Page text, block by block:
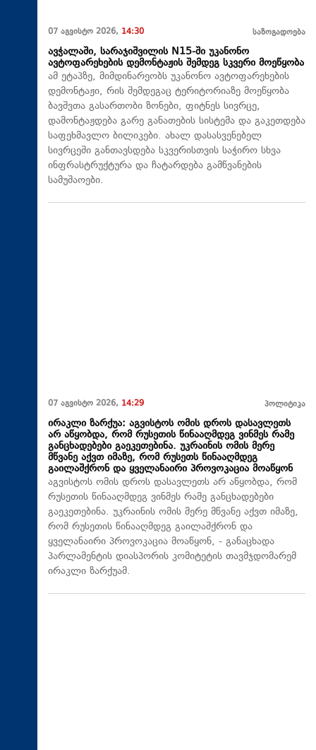
07 აგვისტო 2026, 14:30 საზოგადოება
ავჭალაში, სარაჯიშვილის N15-ში უკანონო
ავტოფარეხების დემონტაჟის შემდეგ სკვერი მოეწყობა
ამ ეტაპზე, მიმდინარეობს უკანონო ავტოფარეხების
დემონტაჟი, რის შემდეგაც ტერიტორიაზე მოეწყობა
ბავშვთა გასართობი ზონები, ფიტნეს სივრცე,
დამონტაჟდება გარე განათების სისტემა და გაკეთდება
საფეხმავლო ბილიკები. ახალ დასასვენებელ
სივრცეში განთავსდება სკვერისთვის საჭირო სხვა
ინფრასტრუქტურა და ჩატარდება გამწვანების
სამუშაოები.
07 აგვისტო 2026, 14:29 პოლიტიკა
ირაკლი ზარქუა: აგვისტოს ომის დროს დასავლეთს
არ აწყობდა, რომ რუსეთის წინააღმდეგ ვინმეს რამე
განცხადებები გაეკეთებინა. უკრაინის ომის მერე
მწვანე აქვთ იმაზე, რომ რუსეთს წინააღმდეგ
გაილაშქრონ და ყველანაირი პროვოკაცია მოაწყონ
აგვისტოს ომის დროს დასავლეთს არ აწყობდა, რომ
რუსეთის წინააღმდეგ ვინმეს რამე განცხადებები
გაეკეთებინა. უკრაინის ომის მერე მწვანე აქვთ იმაზე,
რომ რუსეთის წინააღმდეგ გაილაშქრონ და
ყველანაირი პროვოკაცია მოაწყონ, - განაცხადა
პარლამენტის დიასპორის კომიტეტის თავმჯდომარემ
ირაკლი ზარქუამ.